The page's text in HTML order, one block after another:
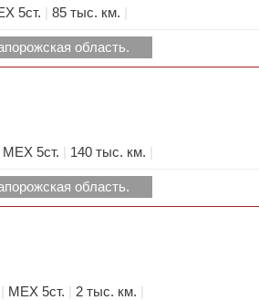
5ст. 85 тыс. км.
область.
МЕХ 5ст. 140 тыс. км.
область.
МЕХ 5ст. 2 тыс. км.